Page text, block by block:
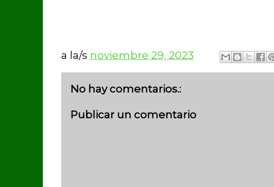
a la/s noviembre 29, 2023
No hay comentarios.:
Publicar un comentario